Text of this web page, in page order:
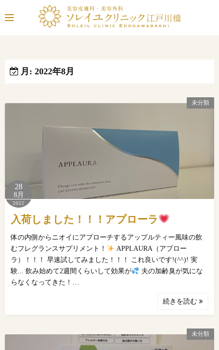
ン
月: 2022年8月
未分類
28
8月
2022
入荷しました！！！アプローラ
体の内側からニオイにアプローチするアップルティー風味の飲
むフレグランスサプリメント！
APPLAURA（アプロー
ラ）！！！ 早速試してみました！！！ これ良いです!(^^)! 実
験... 飲み始めて2週間くらいして効果が
夫の加齢臭が気にな
らなくなってきた！…
続きを読む
未分類